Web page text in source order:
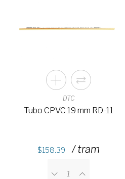
DTC
Tubo CPVC 19 mm RD-11
158.39 / tram